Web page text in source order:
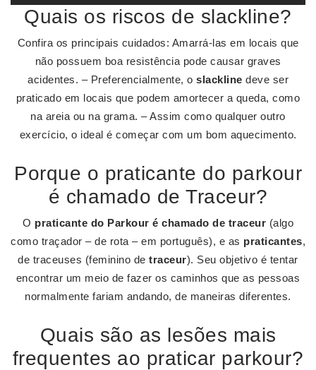
Quais os riscos de slackline?
Confira os principais cuidados: Amarrá-las em locais que
não possuem boa resistência pode causar graves
acidentes. – Preferencialmente, o slackline deve ser
praticado em locais que podem amortecer a queda, como
na areia ou na grama. – Assim como qualquer outro
exercício, o ideal é começar com um bom aquecimento.
Porque o praticante do parkour
é chamado de Traceur?
O praticante do Parkour é chamado de traceur (algo
como traçador – de rota – em português), e as praticantes,
de traceuses (feminino detraceur). Seu objetivo é tentar
encontrar um meio de fazer os caminhos que as pessoas
normalmente fariam andando, de maneiras diferentes.
Quais são as lesões mais
frequentes ao praticar parkour?